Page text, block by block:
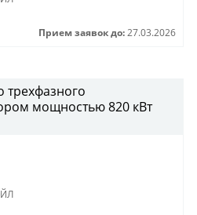
Прием заявок до: 27.03.2026
мощностью 820 кВт